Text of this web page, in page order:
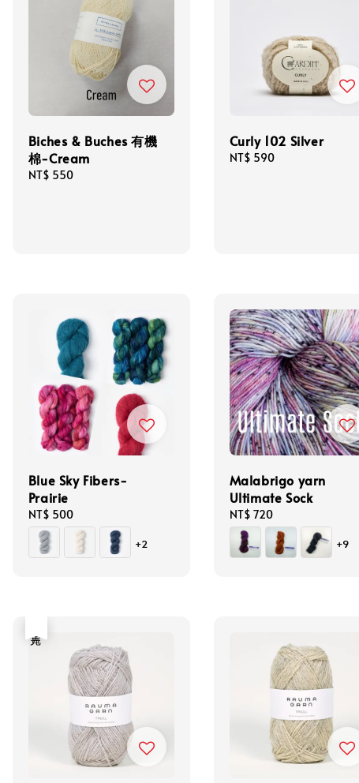
Biches & Buches 有機
棉-Cream
Regular
NT$ 550
Curly 102 Silver
Regular
NT$ 590
Blue Sky Fibers-
Prairie
Regular
price
NT$ 500
+2
Malabrigo yarn
Ultimate Sock
Regular
price
NT$ 720
+9